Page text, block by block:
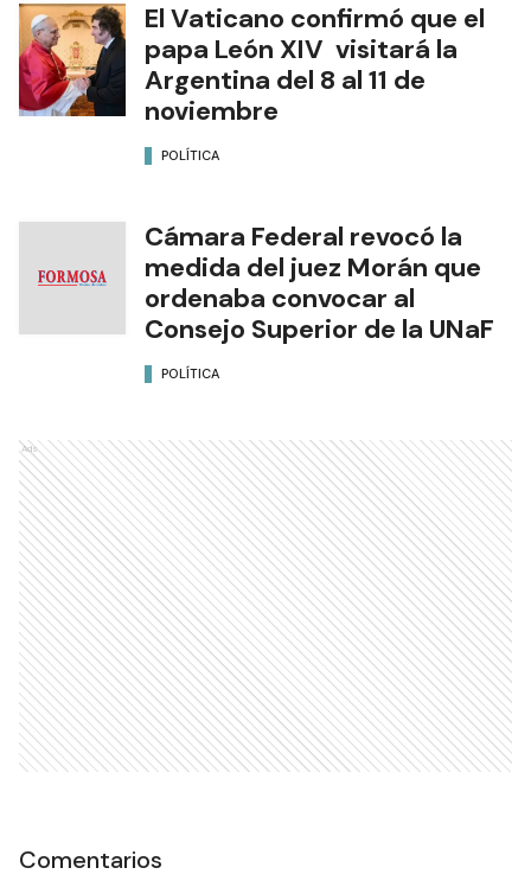
El Vaticano confirmó que el
papa León XIV visitará la
Argentina del 8 al 11 de
noviembre
POLÍTICA
Cámara Federal revocó la
medida del juez Morán que
ordenaba convocar al
Consejo Superior de la UNaF
POLÍTICA
Ads
Comentarios